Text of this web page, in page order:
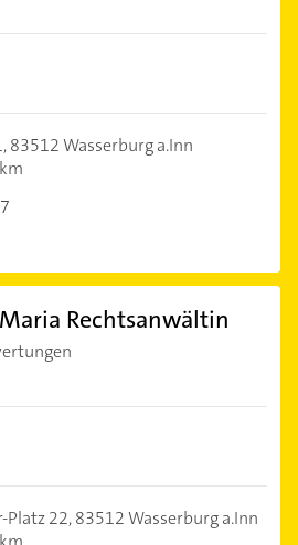
83512 Wasserburg a.Inn
Rechtsanwältin
Platz 22,83512 Wasserburg a.Inn